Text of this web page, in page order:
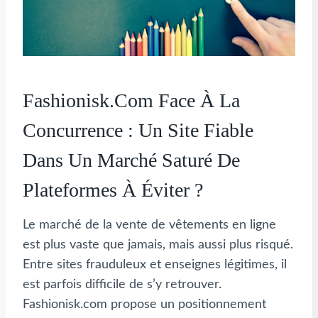
Fashionisk.com Face À La
Concurrence : Un Site Fiable
Dans Un Marché Saturé De
Plateformes À Éviter ?
Le marché de la vente de vêtements en ligne
est plus vaste que jamais, mais aussi plus risqué.
Entre sites frauduleux et enseignes légitimes, il
est parfois difficile de s’y retrouver.
Fashionisk.com propose un positionnement